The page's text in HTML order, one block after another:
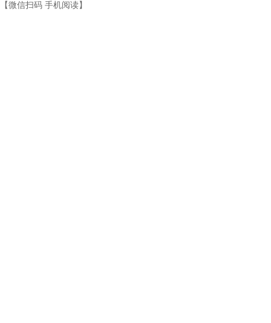
【微信扫码 手机阅读】